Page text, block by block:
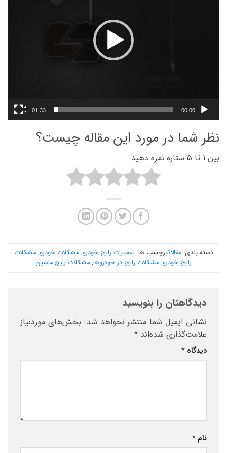
00:00
01:33
نظر شما در مورد این مقاله چیست؟
بین 1 تا 5 ستاره نمره دهید
دسته بندی:مقالاتبرچسب ها:تعمیرات رایج خودرو,مشکلات خودرو,مشکلات
رایج خودرو,مشکلات رایج در خودروها,مشکلات رایج ماشین
دیدگاهتان را بنویسید
نشانی ایمیل شما منتشر نخواهد شد. بخش‌های موردنیاز
علامت‌گذاری شده‌اند *
دیدگاه *
نام *